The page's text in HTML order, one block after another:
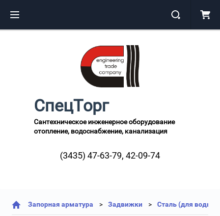
СпецТорг
Сантехническое инженерное оборудование
отопление, водоснабжение, канализация
(3435) 47-63-79, 42-09-74
Запорная арматура Задвижки Сталь (для воды и